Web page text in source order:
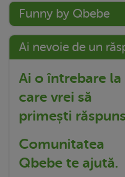
Funny by Qbebe
Ai nevoie de un
Ai o întrebare la
care vrei să
primești
Comunitatea
Qbebe te ajută.